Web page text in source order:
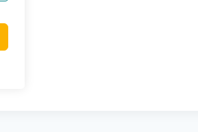
l